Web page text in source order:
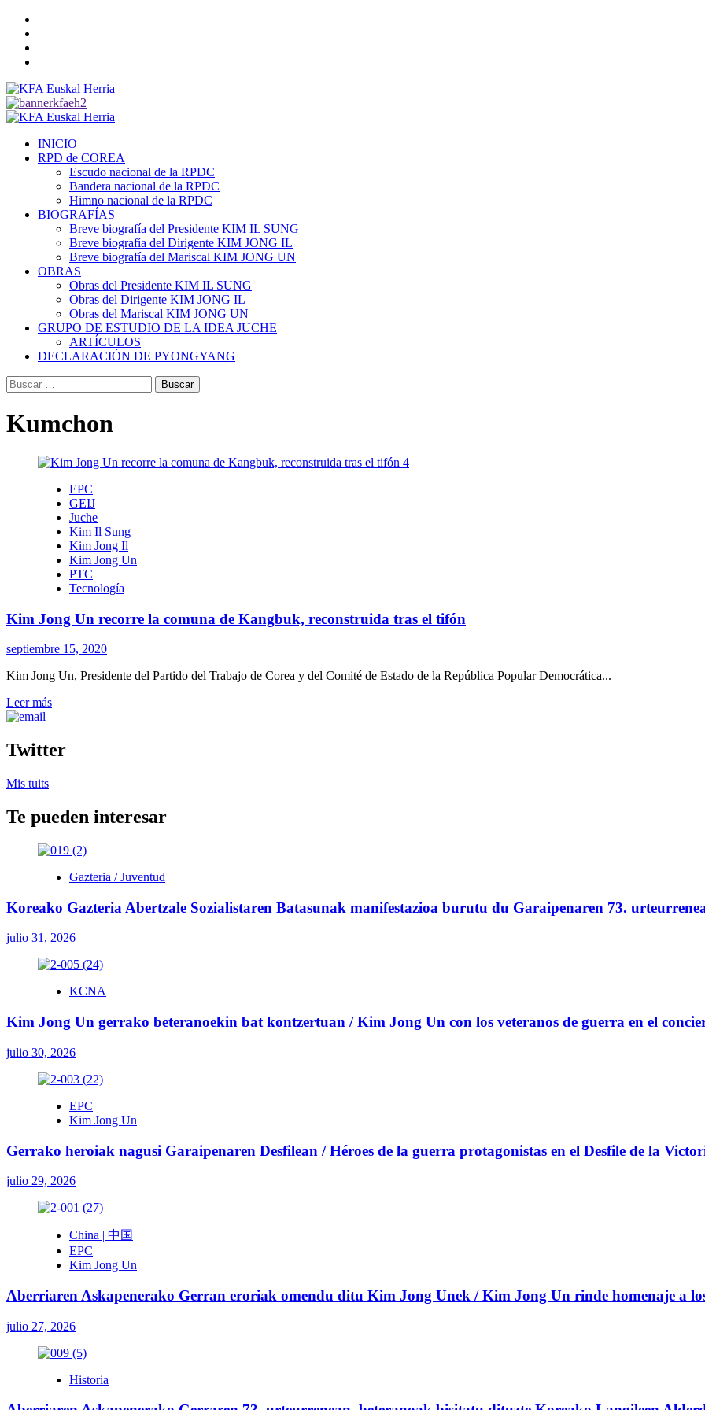
Saltar
contenido
Menú
INICIO
RPD de COREA
Escudo nacional de la RPDC
Bandera nacional de la RPDC
Himno nacional de la RPDC
BIOGRAFÍAS
Breve biografía del Presidente KIM IL SUNG
Breve biografía del Dirigente KIM JONG IL
Breve biografía del Mariscal KIM JONG UN
OBRAS
Obras del Presidente KIM IL SUNG
Obras del Dirigente KIM JONG IL
Obras del Mariscal KIM JONG UN
GRUPO DE ESTUDIO DE LA IDEA JUCHE
ARTÍCULOS
DECLARACIÓN DE PYONGYANG
Buscar:
Kumchon
EPC
GEIJ
Juche
Kim Il Sung
Kim Jong Il
Kim Jong Un
PTC
Tecnología
Kim Jong Un recorre la comuna de Kangbuk, reconstruida tras el tifón
septiembre 15, 2020
Kim Jong Un, Presidente del Partido del Trabajo de Corea y del Comité de Estado de la República Popular Democrática...
Leer másLeer
Jong
comuna
Kangbuk,
reconstruida
tifón
Twitter
Mis tuits
Te pueden interesar
Gazteria / Juventud
Koreako Gazteria Abertzale Sozialistaren Batasunak manifestazioa burutu du Garaipenaren 73.
julio 31, 2026
KCNA
Kim Jong Un gerrako beteranoekin bat kontzertuan / Kim Jong Un con los veteranos de guerra en el
julio 30, 2026
EPC
Kim Jong Un
Gerrako heroiak nagusi Garaipenaren Desfilean / Héroes de la guerra protagonistas en el Desfile de la
julio 29, 2026
China | 中国
EPC
Kim Jong Un
Aberriaren Askapenerako Gerran eroriak omendu ditu Kim Jong Unek / Kim Jong Un rinde homenaje a
julio 27, 2026
Historia